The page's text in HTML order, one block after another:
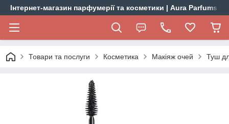
Інтернет-магазин парфумерії та косметики | Aura Parfums
Товари та послуги Косметика Макіяж очей Туш